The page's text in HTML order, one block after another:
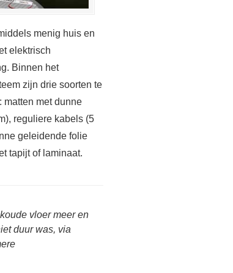
menig huis en
elektrisch
Binnen het
zijn drie soorten te
matten met dunne
reguliere kabels (5
geleidende folie
tapijt of laminaat.
vloer meer en
duur was, via